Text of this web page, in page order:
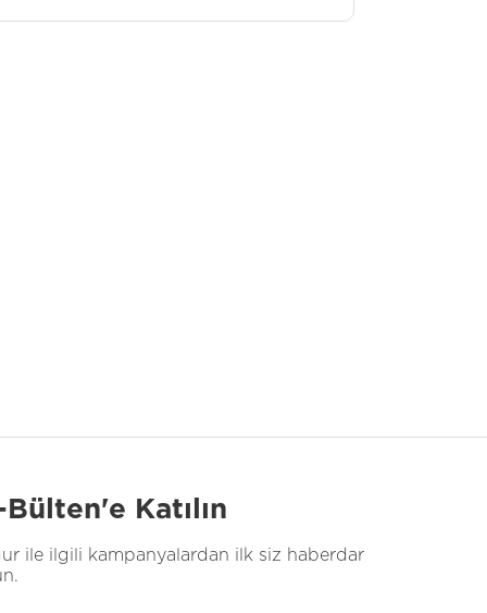
Bülten'e Katılın
ile ilgili kampanyalardan ilk siz haberdar